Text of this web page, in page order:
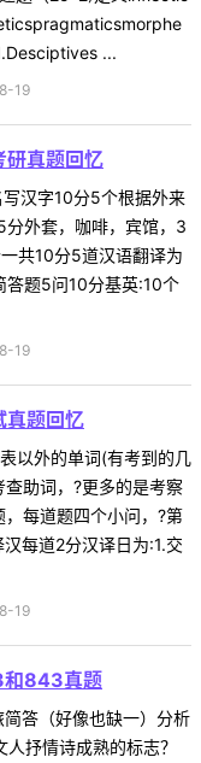
...
19
研真题回忆
汉字10分5个根据外来
外套，咖啡，宾馆，3
共10分5道汉语翻译为
答题5问10分基英:10个
19
真题回忆
以外的单词(有考到的几
助词，?更多的是考察
每道题四个小问，?第
每道2分汉译日为:1.交
19
和843真题
答（好像也缺一）分析
抒情诗成熟的标志？